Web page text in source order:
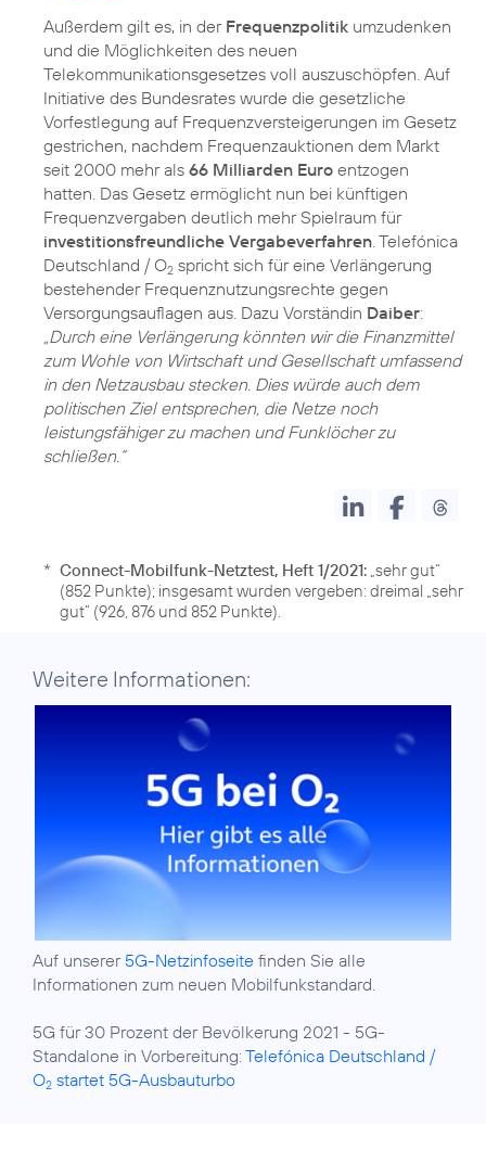
Außerdem gilt es, in der Frequenzpolitik umzudenken
und die Möglichkeiten des neuen
Telekommunikationsgesetzes voll auszuschöpfen. Auf
Initiative des Bundesrates wurde die gesetzliche
Vorfestlegung auf Frequenzversteigerungen im Gesetz
gestrichen, nachdem Frequenzauktionen dem Markt
seit 2000 mehr als 66 Milliarden Euro entzogen
hatten. Das Gesetz ermöglicht nun bei künftigen
Frequenzvergaben deutlich mehr Spielraum für
investitionsfreundliche Vergabeverfahren. Telefónica
Deutschland / O2 spricht sich für eine Verlängerung
bestehender Frequenznutzungsrechte gegen
Versorgungsauflagen aus. Dazu Vorständin Daiber:
„Durch eine Verlängerung könnten wir die Finanzmittel
zum Wohle von Wirtschaft und Gesellschaft umfassend
in den Netzausbau stecken. Dies würde auch dem
politischen Ziel entsprechen, die Netze noch
leistungsfähiger zu machen und Funklöcher zu
schließen.“
* Connect-Mobilfunk-Netztest, Heft 1/2021: „sehr gut“
(852 Punkte); insgesamt wurden vergeben: dreimal „sehr
gut“ (926, 876 und 852 Punkte).
Weitere Informationen:
Auf unserer 5G-Netzinfoseite finden Sie alle
Informationen zum neuen Mobilfunkstandard.
5G für 30 Prozent der Bevölkerung 2021 - 5G-
Standalone in Vorbereitung:Telefónica Deutschland /
O2 startet 5G-Ausbauturbo